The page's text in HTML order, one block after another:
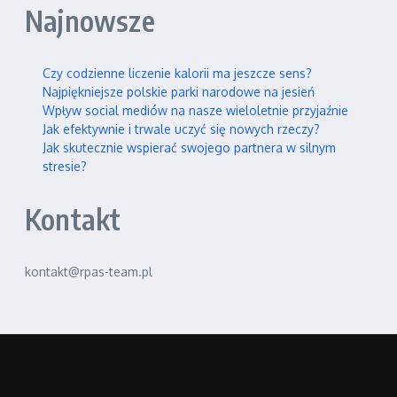
Najnowsze
Czy codzienne liczenie kalorii ma jeszcze sens?
Najpiękniejsze polskie parki narodowe na jesień
Wpływ social mediów na nasze wieloletnie przyjaźnie
Jak efektywnie i trwale uczyć się nowych rzeczy?
Jak skutecznie wspierać swojego partnera w silnym
stresie?
Kontakt
kontakt@rpas-team.pl